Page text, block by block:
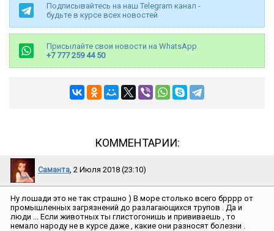
Подписывайтесь на наш Telegram канал -
будьте в курсе всех новостей
Присылайте свои новости на WhatsApp
+7 777 259 44 50
КОММЕНТАРИИ:
Саманта, 2 Июля 2018 (23:10)
Ну лошади это не так страшно ) В море столько всего брррр от
промышленных загрязнений до разлагающихся трупов . Да и
люди ... Если животных ты глистогонишь и прививаешь , то
немало народу не в курсе даже , какие они разносят болезни .